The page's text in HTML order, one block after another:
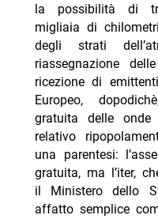
la possibilità di
migliaia di
degli strati
riassegnazione
ricezione di
Europeo,
gratuita delle
relativo
una parentesi:
gratuita, ma l’iter,
il Ministero dello
affatto semplice